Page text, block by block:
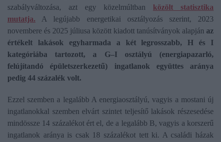
szabályváltozása, azt egy közelmúltban közölt statisztika
mutatja. A legújabb energetikai osztályozás szerint, 2023
novembere és 2025 júliusa között kiadott tanúsítványok alapján az
értékelt lakások egyharmada a két legrosszabb, H és I
kategóriába tartozott, a G–I osztályú (energiapazarló,
felújítandó épületszerkezetű) ingatlanok együttes aránya
pedig 44 százalék volt.
Ezzel szemben a legalább A energiaosztályú, vagyis a mostani új
ingatlanokkal szemben elvárt szintet teljesítő lakások részesedése
mindössze 14 százalékot ért el, de a legalább B, vagyis a korszerű
ingatlanok aránya is csak 18 százalékot tett ki. A családi házak